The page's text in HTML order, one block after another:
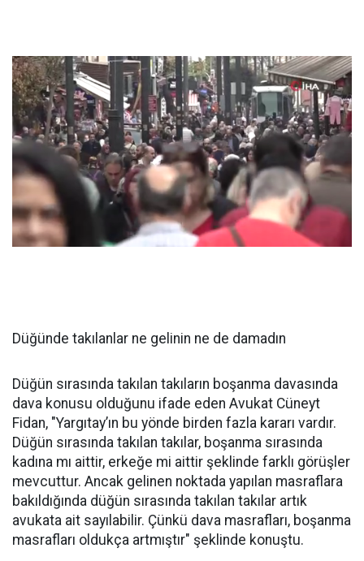
Düğünde takılanlar ne gelinin ne de damadın
Düğün sırasında takılan takıların boşanma davasında
dava konusu olduğunu ifade eden Avukat Cüneyt
Fidan, "Yargıtay’ın bu yönde birden fazla kararı vardır.
Düğün sırasında takılan takılar, boşanma sırasında
kadına mı aittir, erkeğe mi aittir şeklinde farklı görüşler
mevcuttur. Ancak gelinen noktada yapılan masraflara
bakıldığında düğün sırasında takılan takılar artık
avukata ait sayılabilir. Çünkü dava masrafları, boşanma
masrafları oldukça artmıştır" şeklinde konuştu.